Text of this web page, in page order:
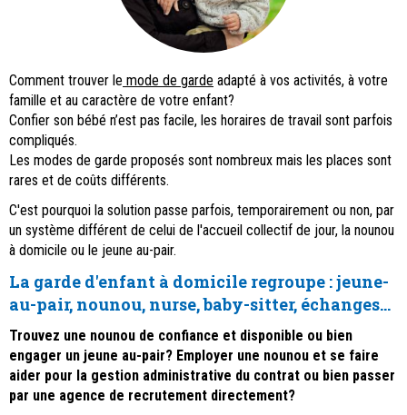
Comment trouver le mode de garde adapté à vos activités, à votre
famille et au caractère de votre enfant?
Confier son bébé n’est pas facile, les horaires de travail sont parfois
compliqués.
Les modes de garde proposés sont nombreux mais les places sont
rares et de coûts différents.
C'est pourquoi la solution passe parfois, temporairement ou non, par
un système différent de celui de l'accueil collectif de jour, la nounou
à domicile ou le jeune au-pair.
La garde d'enfant à domicile regroupe : jeune-
au-pair, nounou, nurse, baby-sitter, échanges...
Trouvez une nounou de confiance et disponible ou bien
engager un jeune au-pair? Employer une nounou et se faire
aider pour la gestion administrative du contrat ou bien passer
par une agence de recrutement directement?